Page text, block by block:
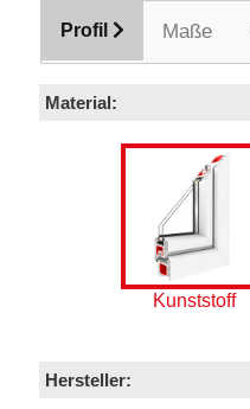
Profil Maße
Material:
Kunststoff
Hersteller: